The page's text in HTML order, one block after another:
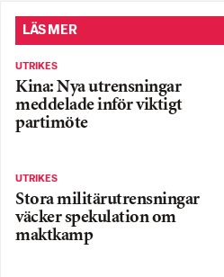
LÄS MER
UTRIKES
Kina: Nya utrensningar
meddelade inför viktigt
partimöte
UTRIKES
Stora militärutrensningar
väcker spekulation om
maktkamp